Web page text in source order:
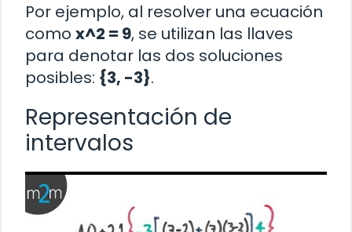
Por ejemplo, al resolver una ecuación
como x^2 = 9, se utilizan las llaves
para denotar las dos soluciones
posibles: {3, -3}.
Representación de
intervalos